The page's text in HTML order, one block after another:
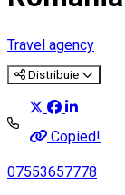
Travel agency
Distribuie
Copied!
07553657778